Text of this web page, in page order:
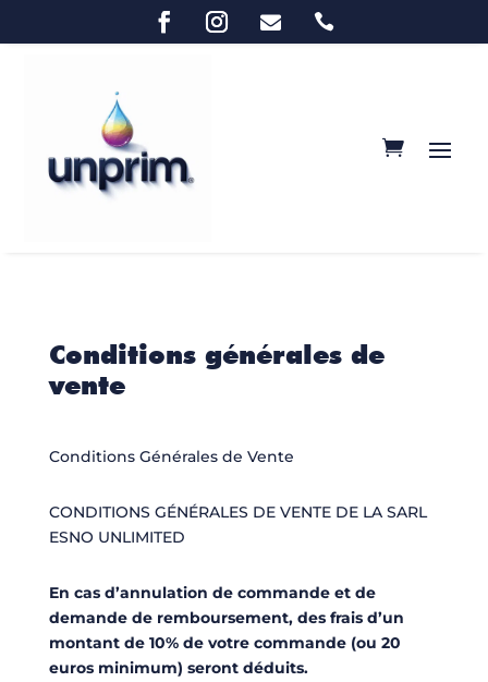
 
Conditions générales de
vente
Conditions Générales de Vente
CONDITIONS GÉNÉRALES DE VENTE DE LA SARL
ESNO UNLIMITED
En cas d’annulation de commande et de
demande de remboursement, des frais d’un
montant de 10% de votre commande (ou 20
euros minimum) seront déduits.